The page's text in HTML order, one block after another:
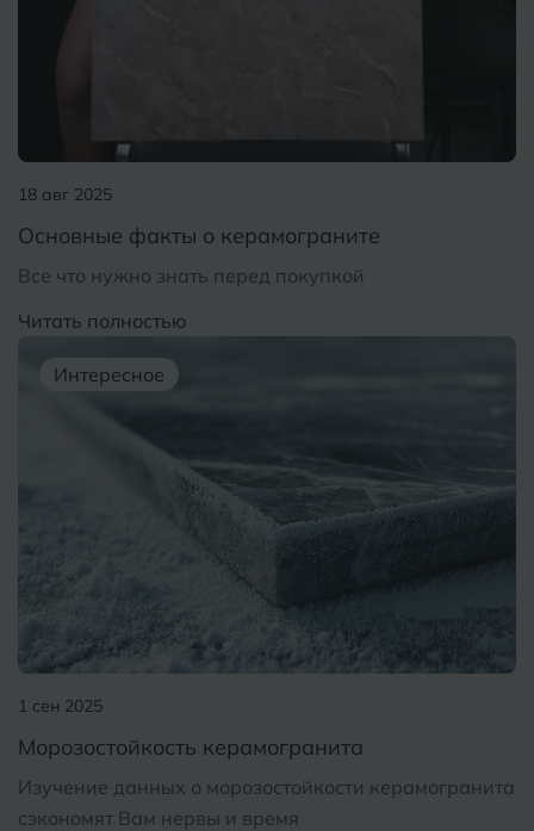
18 авг 2025
Основные факты о керамограните
Все что нужно знать перед покупкой
Читать полностью
Интересное
1 сен 2025
Морозостойкость керамогранита
Изучение данных о морозостойкости керамогранита
сэкономят Вам нервы и время
Курганинск
Майкоп
Муром